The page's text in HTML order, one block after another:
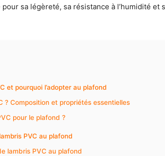
sa légèreté, sa résistance à l’humidité
et pourquoi l’adopter au plafond
? Composition et propriétés essentielles
pour le plafond ?
PVC au plafond
lambris PVC au plafond